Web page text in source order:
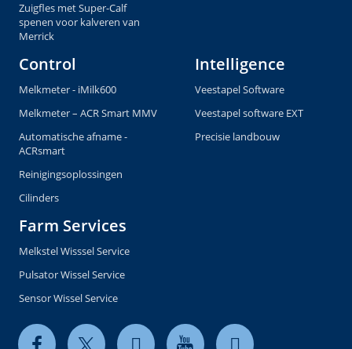
Zuigfles met Super-Calf
spenen voor kalveren van
Merrick
Control
Melkmeter - iMilk600
Melkmeter – ACR Smart MMV
Automatische afname -
ACRsmart
Reinigingsoplossingen
Cilinders
Intelligence
Veestapel Software
Veestapel software EXT
Precisie landbouw
Farm Services
Melkstel Wisssel Service
Pulsator Wissel Service
Sensor Wissel Service